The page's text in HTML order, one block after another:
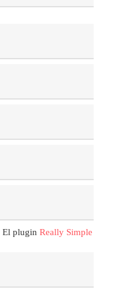
El pluginReally Simple